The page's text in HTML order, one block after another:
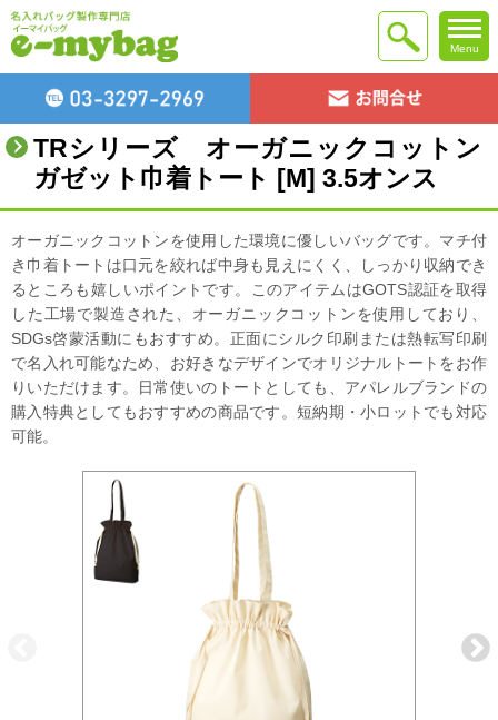
Menu
TRシリーズ オーガニックコットン
ガゼット巾着トート [M] 3.5オンス
オーガニックコットンを使用した環境に優しいバッグです。マチ付
き巾着トートは口元を絞れば中身も見えにくく、しっかり収納でき
るところも嬉しいポイントです。このアイテムはGOTS認証を取得
した工場で製造された、オーガニックコットンを使用しており、
SDGs啓蒙活動にもおすすめ。正面にシルク印刷または熱転写印刷
で名入れ可能なため、お好きなデザインでオリジナルトートをお作
りいただけます。日常使いのトートとしても、アパレルブランドの
購入特典としてもおすすめの商品です。短納期・小ロットでも対応
可能。